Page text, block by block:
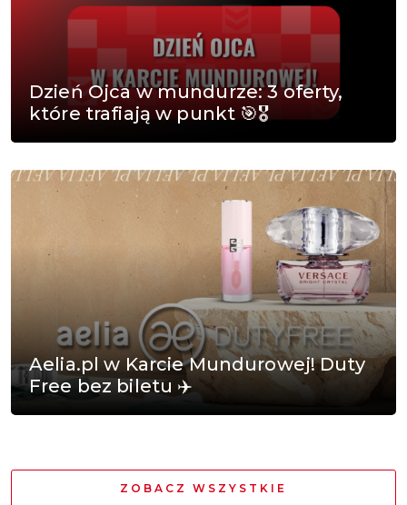
Dzień Ojca w mundurze: 3 oferty,
które trafiają w punkt 🎯🎖️
Aelia.pl w Karcie Mundurowej! Duty
Free bez biletu ✈️
ZOBACZ WSZYSTKIE